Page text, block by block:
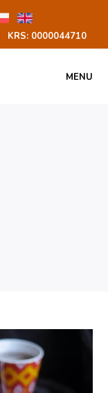
KRS: 0000044710
MENU